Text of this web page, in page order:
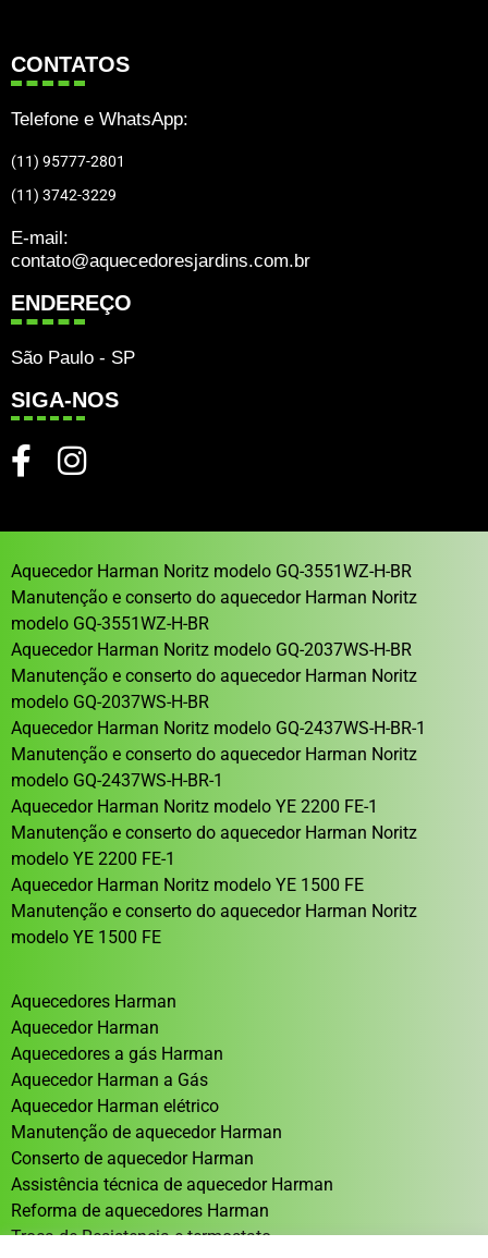
CONTATOS
Telefone e WhatsApp:
(11) 95777-2801
(11) 3742-3229
E-mail:
contato@aquecedoresjardins.com.br
ENDEREÇO
São Paulo - SP
SIGA-NOS
Aquecedor Harman Noritz modelo GQ-3551WZ-H-BR
Manutenção e conserto do aquecedor Harman Noritz
modelo GQ-3551WZ-H-BR
Aquecedor Harman Noritz modelo GQ-2037WS-H-BR
Manutenção e conserto do aquecedor Harman Noritz
modelo GQ-2037WS-H-BR
Aquecedor Harman Noritz modelo GQ-2437WS-H-BR-1
Manutenção e conserto do aquecedor Harman Noritz
modelo GQ-2437WS-H-BR-1
Aquecedor Harman Noritz modelo YE 2200 FE-1
Manutenção e conserto do aquecedor Harman Noritz
modelo YE 2200 FE-1
Aquecedor Harman Noritz modelo YE 1500 FE
Manutenção e conserto do aquecedor Harman Noritz
modelo YE 1500 FE
Aquecedores Harman
Aquecedor Harman
Aquecedores a gás Harman
Aquecedor Harman a Gás
Aquecedor Harman elétrico
Manutenção de aquecedor Harman
Conserto de aquecedor Harman
Assistência técnica de aquecedor Harman
Reforma de aquecedores Harman
Troca de Resistencia e termostato